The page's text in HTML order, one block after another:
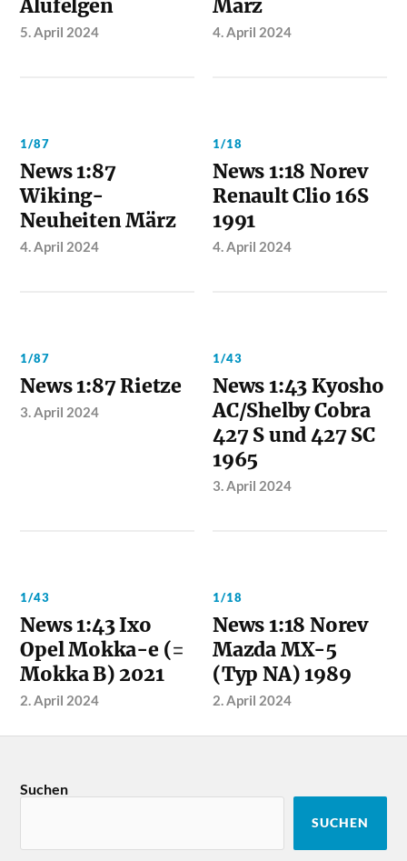
Alufelgen
5. April 2024
März
4. April 2024
1/87
News 1:87
Wiking-
Neuheiten März
4. April 2024
1/18
News 1:18 Norev
Renault Clio 16S
1991
4. April 2024
1/87
News 1:87 Rietze
3. April 2024
1/43
News 1:43 Kyosho
AC/Shelby Cobra
427 S und 427 SC
1965
3. April 2024
1/43
News 1:43 Ixo
Opel Mokka-e (=
Mokka B) 2021
2. April 2024
1/18
News 1:18 Norev
Mazda MX-5
(Typ NA) 1989
2. April 2024
Suchen
SUCHEN